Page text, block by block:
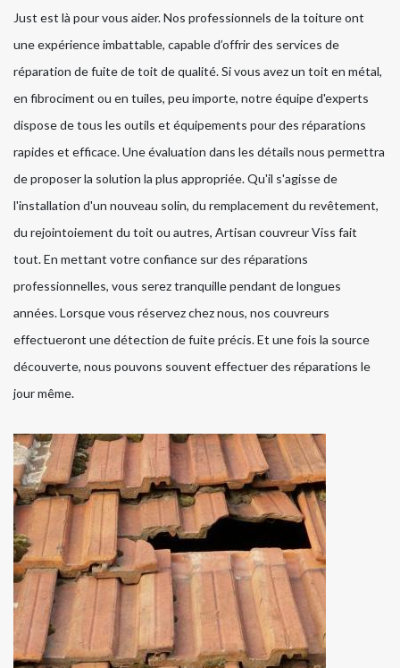
Just est là pour vous aider. Nos professionnels de la toiture ont
une expérience imbattable, capable d’offrir des services de
réparation de fuite de toit de qualité. Si vous avez un toit en métal,
en fibrociment ou en tuiles, peu importe, notre équipe d'experts
dispose de tous les outils et équipements pour des réparations
rapides et efficace. Une évaluation dans les détails nous permettra
de proposer la solution la plus appropriée. Qu'il s'agisse de
l'installation d'un nouveau solin, du remplacement du revêtement,
du rejointoiement du toit ou autres, Artisan couvreur Viss fait
tout. En mettant votre confiance sur des réparations
professionnelles, vous serez tranquille pendant de longues
années. Lorsque vous réservez chez nous, nos couvreurs
effectueront une détection de fuite précis. Et une fois la source
découverte, nous pouvons souvent effectuer des réparations le
jour même.